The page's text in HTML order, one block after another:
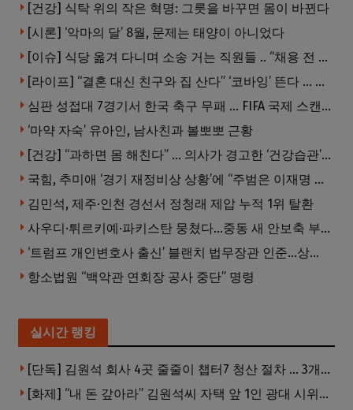
[건강] 식탁 위의 작은 혁명: 그릇을 바꾸면 몸이 바뀐다
[시론] ‘악마의 달’ 8월, 문제는 태양이 아니었다
[이슈] 식당 옮겨 다니며 소송 거는 직원들 .. “채용 전 반드시 확인해야”
[라이프] “결혼 대신 친구와 집 산다” ‘코바잉’ 뜬다 … 내 집 마련 공식 바뀌었다
심판 성접대 7경기서 한국 축구 무패 … FIFA 국제 스캔들 번지나
‘마약 자숙’ 유아인, 남사친과 볼뽀뽀 근황
[건강] “과하면 몸 해친다” … 의사가 경고한 ‘건강습관’ 5가지
국힘, 추미애 ‘경기 재정비상 상황’에 “주범은 이재명 전 지사”
김민석, 제주·인천 경선서 정청래 제압 누적 1위 탈환
사우디·튀르키예·파키스탄 뭉쳤다…중동 새 안보축 부상하나
‘트럼프 개인변호사 출신’ 블랜치 법무장관 인준…상원 50대49 가결
항소법원 “백악관 연회장 공사 중단” 명령
실시간 랭킹
[단독] 김원석 회사 4곳 줄줄이 챕터7 청산 절차 … 3개 법인 같은 날 동시 파산 신청
[화제] “내 돈 갚아라” 김원석씨 자택 앞 1인 광대 시위 … 한인 투자사, “108만 달러 못받아”